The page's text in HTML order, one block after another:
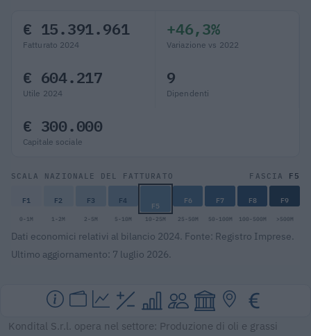
€ 15.391.961
Fatturato 2024
+46,3%
Variazione vs 2022
€ 604.217
Utile 2024
9
Dipendenti
€ 300.000
Capitale sociale
SCALA NAZIONALE DEL FATTURATO FASCIA F5
F1 F2 F3 F4 F5 F6 F7 F8 F9
0-1M 1-2M 2-5M 5-10M 10-25M 25-50M 50-100M 100-500M >500M
Dati economici relativi al bilancio 2024. Fonte: Registro Imprese.
Ultimo aggiornamento: 7 luglio 2026.
Kondital S.r.l. opera nel settore: Produzione di oli e grassi